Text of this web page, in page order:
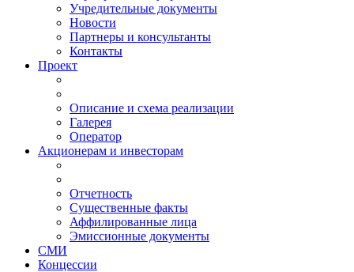
Учредительные документы
Новости
Партнеры и консультанты
Контакты
Проект
Описание и схема реализации
Галерея
Оператор
Акционерам и инвесторам
Отчетность
Существенные факты
Аффилированные лица
Эмиссионные документы
СМИ
Концессии